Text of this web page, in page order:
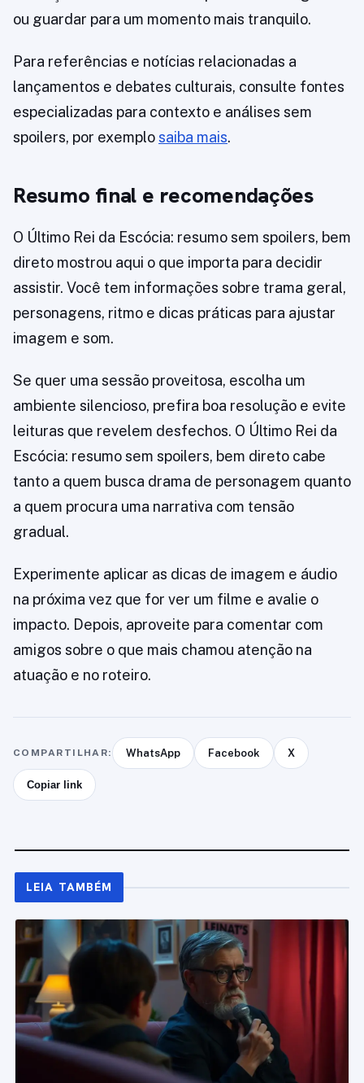
ou guardar para um momento mais tranquilo.
Para referências e notícias relacionadas a
lançamentos e debates culturais, consulte fontes
especializadas para contexto e análises sem
spoilers, por exemplosaiba mais.
Resumo final e recomendações
O Último Rei da Escócia: resumo sem spoilers, bem
direto mostrou aqui o que importa para decidir
assistir. Você tem informações sobre trama geral,
personagens, ritmo e dicas práticas para ajustar
imagem e som.
Se quer uma sessão proveitosa, escolha um
ambiente silencioso, prefira boa resolução e evite
leituras que revelem desfechos. O Último Rei da
Escócia: resumo sem spoilers, bem direto cabe
tanto a quem busca drama de personagem quanto
a quem procura uma narrativa com tensão
gradual.
Experimente aplicar as dicas de imagem e áudio
na próxima vez que for ver um filme e avalie o
impacto. Depois, aproveite para comentar com
amigos sobre o que mais chamou atenção na
atuação e no roteiro.
COMPARTILHAR: WhatsApp Facebook X
Copiar link
LEIA TAMBÉM